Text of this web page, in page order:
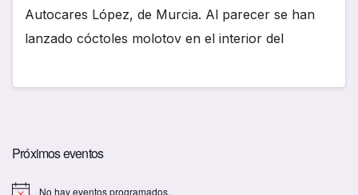
Autocares López, de Murcia. Al parecer se han
lanzado cóctoles molotov en el interior del
Próximos eventos
No hay eventos programados.